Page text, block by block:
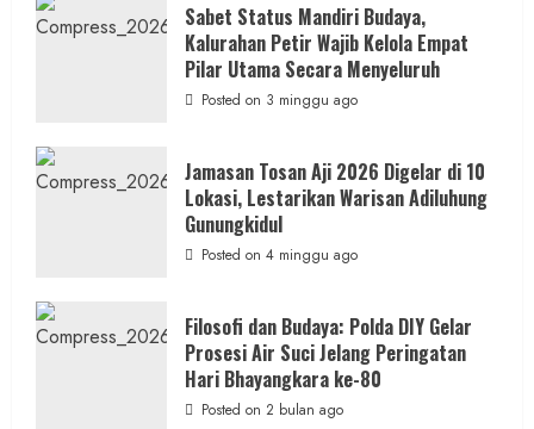
Tokoh
Nasional,
Ruwatan
Ageng
Petilasan
Sendangwangi
Hayuning
Bawono
Sabet Status Mandiri Budaya,
Kalurahan Petir Wajib Kelola Empat
Pilar Utama Secara Menyeluruh
Posted on 3 minggu ago
Jamasan Tosan Aji 2026 Digelar di 10
Lokasi, Lestarikan Warisan Adiluhung
Gunungkidul
Posted on 4 minggu ago
Filosofi dan Budaya: Polda DIY Gelar
Prosesi Air Suci Jelang Peringatan
Hari Bhayangkara ke-80
Posted on 2 bulan ago